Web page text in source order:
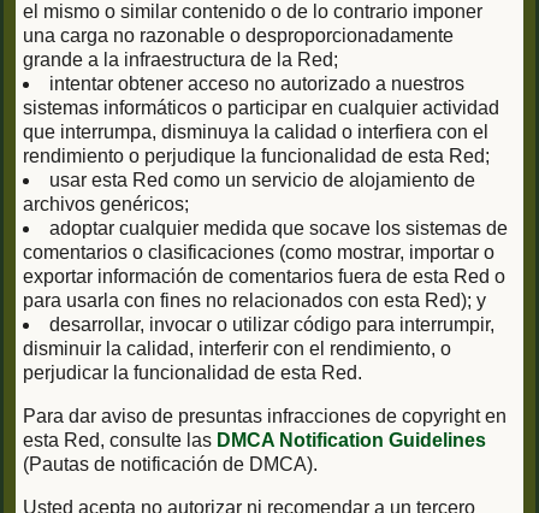
el mismo o similar contenido o de lo contrario imponer
una carga no razonable o desproporcionadamente
grande a la infraestructura de la Red;
intentar obtener acceso no autorizado a nuestros
sistemas informáticos o participar en cualquier actividad
que interrumpa, disminuya la calidad o interfiera con el
rendimiento o perjudique la funcionalidad de esta Red;
usar esta Red como un servicio de alojamiento de
archivos genéricos;
adoptar cualquier medida que socave los sistemas de
comentarios o clasificaciones (como mostrar, importar o
exportar información de comentarios fuera de esta Red o
para usarla con fines no relacionados con esta Red); y
desarrollar, invocar o utilizar código para interrumpir,
disminuir la calidad, interferir con el rendimiento, o
perjudicar la funcionalidad de esta Red.
Para dar aviso de presuntas infracciones de copyright en
esta Red, consulte las DMCA Notification Guidelines
(Pautas de notificación de DMCA).
Usted acepta no autorizar ni recomendar a un tercero